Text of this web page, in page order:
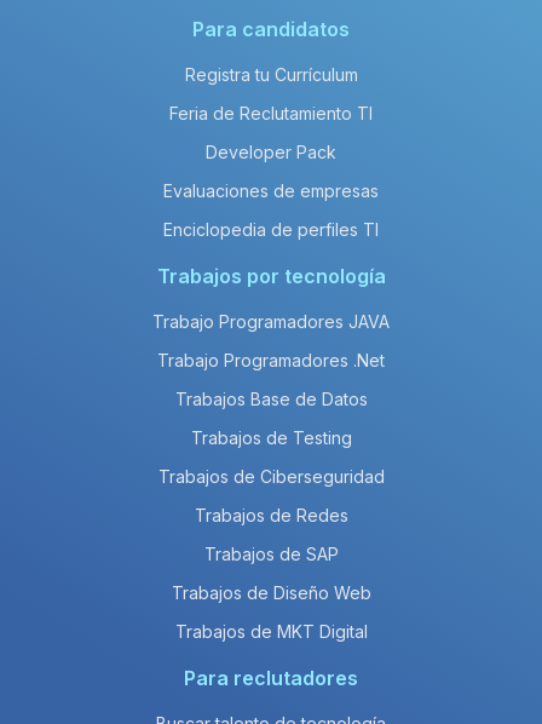
Para candidatos
Registra tu Currículum
Feria de Reclutamiento TI
Developer Pack
Evaluaciones de empresas
Enciclopedia de perfiles TI
Trabajos por tecnología
Trabajo Programadores JAVA
Trabajo Programadores .Net
Trabajos Base de Datos
Trabajos de Testing
Trabajos de Ciberseguridad
Trabajos de Redes
Trabajos de SAP
Trabajos de Diseño Web
Trabajos de MKT Digital
Para reclutadores